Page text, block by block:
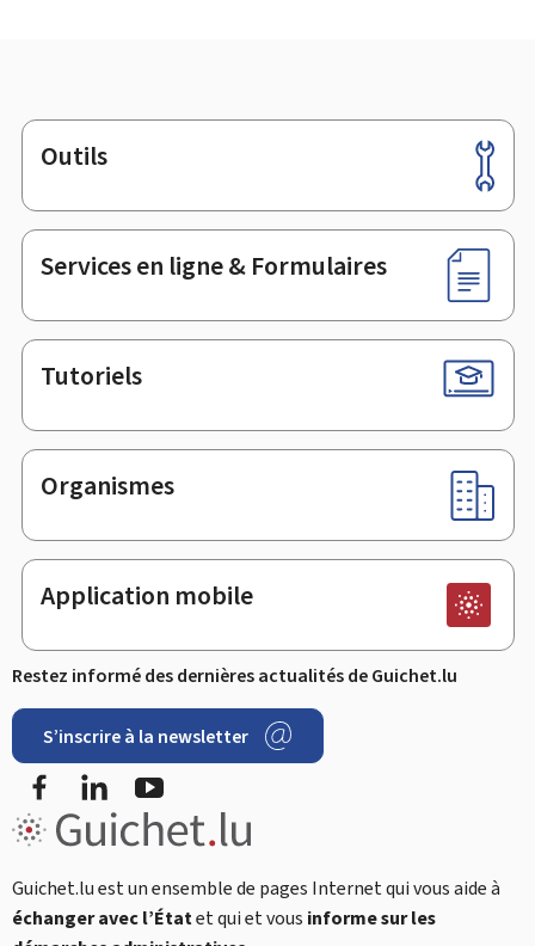
Pied
de
page
Outils
Services en ligne & Formulaires
Tutoriels
Organismes
Application mobile
Restez informé des dernières actualités de Guichet.lu
S’inscrire à la newsletter
FacebookLinkedIn
Guichet.lu est un ensemble de pages Internet qui vous aide à
échanger avec l’Étatet qui et vous informe sur les